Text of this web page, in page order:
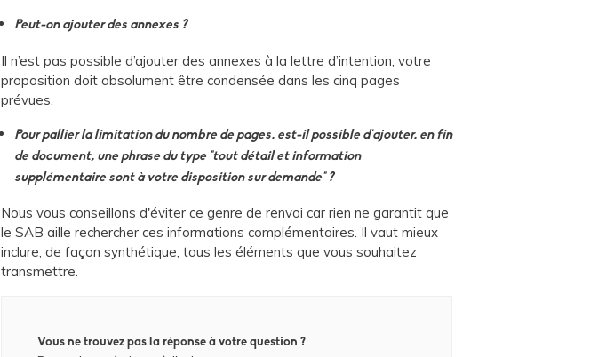
Peut-on ajouter des annexes ?
Il n’est pas possible d’ajouter des annexes à la lettre d’intention, votre
proposition doit absolument être condensée dans les cinq pages
prévues.
Pour pallier la limitation du nombre de pages, est-il possible d'ajouter, en fin
de document, une phrase du type "tout détail et information
supplémentaire sont à votre disposition sur demande" ?
Nous vous conseillons d'éviter ce genre de renvoi car rien ne garantit que
le SAB aille rechercher ces informations complémentaires. Il vaut mieux
inclure, de façon synthétique, tous les éléments que vous souhaitez
transmettre.
Vous ne trouvez pas la réponse à votre question ?